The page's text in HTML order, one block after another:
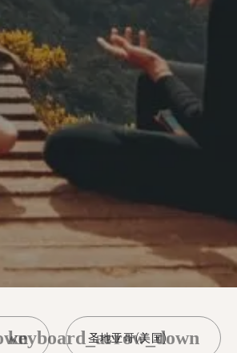
圣地亚哥(美国)
keyboard_arrow_down